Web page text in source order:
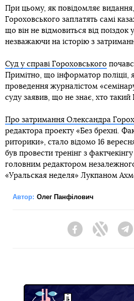
При цьому, як повідомляє
Гороховського заплатять самі
що він не відмовиться від поїздок
незважаючи на історію з
Суд у справі Гороховського
Примітно, що інформатор поліції,
проведення журналістом
суду заявив, що не знає, хто такий
Про затримання Олександра
редактора проекту «Без брехні.
риторики», стало відомо 16
був провести тренінг з
головним редактором
«Уральская неделя» Лукпаном
Автор: Олег Панфілович
FacebookTwitter